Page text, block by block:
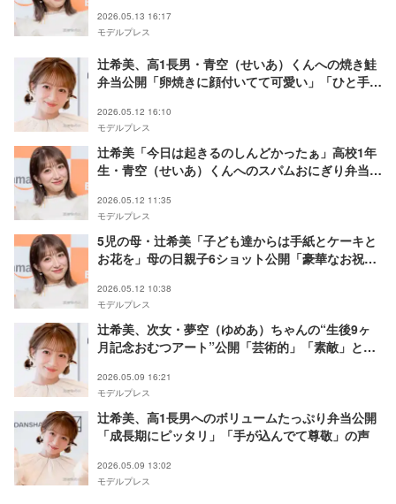
2026.05.13 16:17
モデルプレス
辻希美、高1長男・青空（せいあ）くんへの焼き鮭
弁当公開「卵焼きに顔付いてて可愛い」「ひと手間
2026.05.12 16:10
モデルプレス
辻希美「今日は起きるのしんどかったぁ」高校1年
生・青空（せいあ）くんへのスパムおにぎり弁当に
てあって可愛い」
2026.05.12 11:35
モデルプレス
5児の母・辻希美「子ども達からは手紙とケーキと
お花を」母の日親子6ショット公開「豪華なお祝
2026.05.12 10:38
モデルプレス
辻希美、次女・夢空（ゆめあ）ちゃんの“生後9ヶ
月記念おむつアート”公開「芸術的」「素敵」と反
2026.05.09 16:21
モデルプレス
辻希美、高1長男へのボリュームたっぷり弁当公開
「成長期にピッタリ」「手が込んでて尊敬」の声
2026.05.09 13:02
モデルプレス